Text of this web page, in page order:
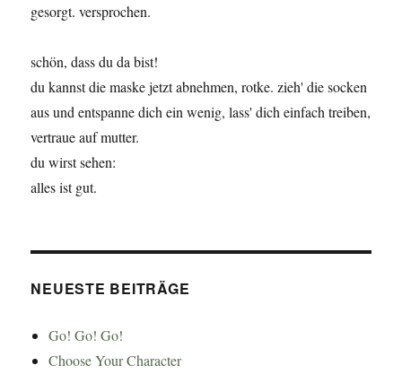
gesorgt. versprochen.
schön, dass du da bist!
du kannst die maske jetzt abnehmen, rotke. zieh' die socken
aus und entspanne dich ein wenig, lass' dich einfach treiben,
vertraue auf mutter.
du wirst sehen:
alles ist gut.
NEUESTE BEITRÄGE
Go! Go! Go!
Choose Your Character